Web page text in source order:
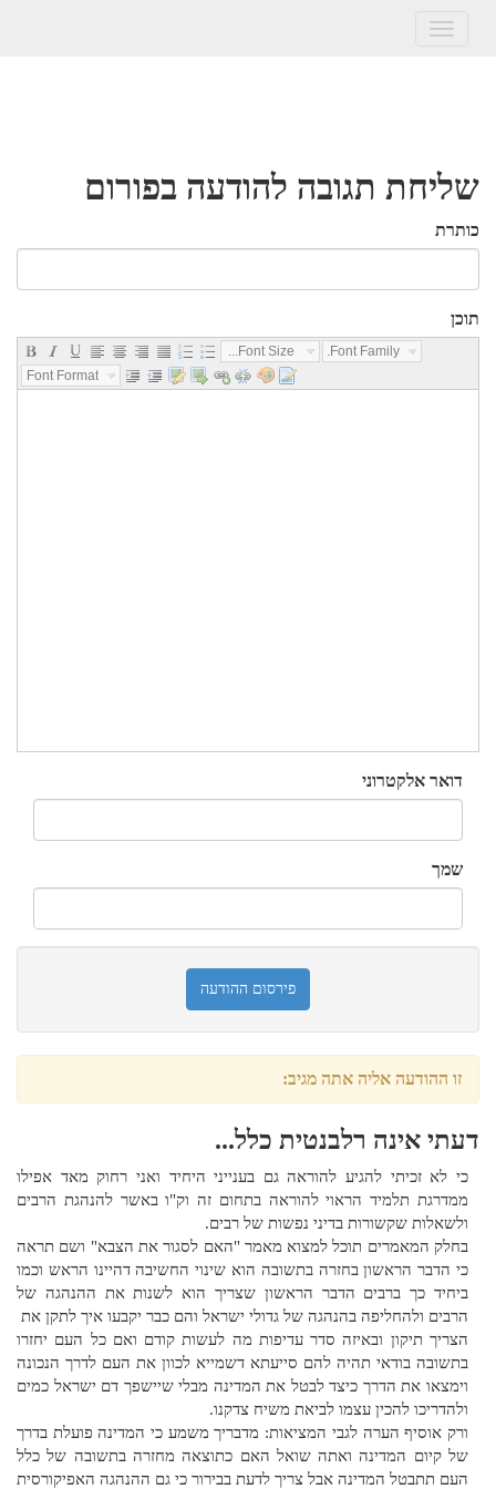
Toggle
שליחת תגובה להודעה בפורום
כותרת
תוכן
Font Size...
Font Family...
Font Format...
דואר אלקטרוני
שמך
זו ההודעה אליה אתה מגיב:
דעתי אינה רלבנטית כלל...
כי לא זכיתי להגיע להוראה גם בענייני היחיד ואני רחוק מאד אפילו
ממדרגת תלמיד הראוי להוראה בתחום זה וק"ו באשר להנהגת הרבים
ולשאלות שקשורות בדיני נפשות של רבים.
בחלק המאמרים תוכל למצוא מאמר "האם לסגור את הצבא" ושם תראה
כי הדבר הראשון בחזרה בתשובה הוא שינוי החשיבה דהיינו הראש וכמו
ביחיד כך ברבים הדבר הראשון שצריך הוא לשנות את ההנהגה של
הרבים ולהחליפה בהנהגה של גדולי ישראל והם כבר יקבעו איך לתקן את
הצריך תיקון ובאיזה סדר עדיפות מה לעשות קודם ואם כל העם יחזרו
בתשובה בודאי תהיה להם סייעתא דשמייא לכוון את העם לדרך הנכונה
וימצאו את הדרך כיצד לבטל את המדינה מבלי שיישפך דם ישראל כמים
ולהדריכו להכין עצמו לביאת משיח צדקנו.
ורק אוסיף הערה לגבי המציאות: מדבריך משמע כי המדינה פועלת בדרך
של קיום המדינה ואתה שואל האם כתוצאה מחזרה בתשובה של כלל
העם תתבטל המדינה אבל צריך לדעת בבירור כי גם ההנהגה האפיקורסית